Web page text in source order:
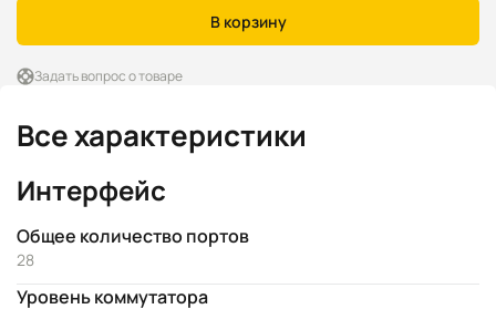
В корзину
Задать вопрос о товаре
Все характеристики
Интерфейс
Общее количество портов
28
Уровень коммутатора